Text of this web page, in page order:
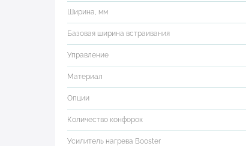
Ширина, мм
Базовая ширина встраивания
Управление
Материал
Опции
Количество конфорок
Усилитель нагрева Booster